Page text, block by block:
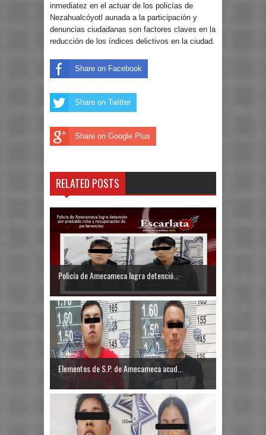
inmediatez en el actuar de los policías de
Nezahualcóyotl aunada a la participación y
denuncias ciudadanas son factores claves en la
reducción de los índices delictivos en la ciudad.
Share on Facebook
Share on Twitter
Share on Google Plus
RELATED POSTS
Policía de Amecameca logra detenció...
Elementos de S.P. de Amecameca acud...